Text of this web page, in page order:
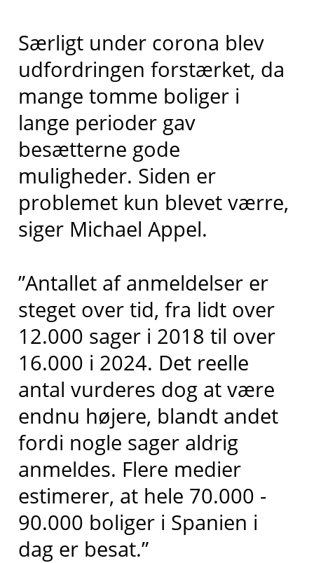
Særligt under corona blev
udfordringen forstærket, da
mange tomme boliger i
lange perioder gav
besætterne gode
muligheder. Siden er
problemet kun blevet værre,
siger Michael Appel.
”Antallet af anmeldelser er
steget over tid, fra lidt over
12.000 sager i 2018 til over
16.000 i 2024. Det reelle
antal vurderes dog at være
endnu højere, blandt andet
fordi nogle sager aldrig
anmeldes. Flere medier
estimerer, at hele 70.000 -
90.000 boliger i Spanien i
dag er besat.”